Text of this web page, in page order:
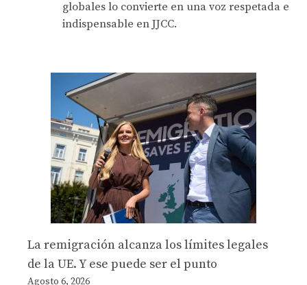
globales lo convierte en una voz respetada e
indispensable en JJCC.
La remigración alcanza los límites legales
de la UE. Y ese puede ser el punto
Agosto 6, 2026